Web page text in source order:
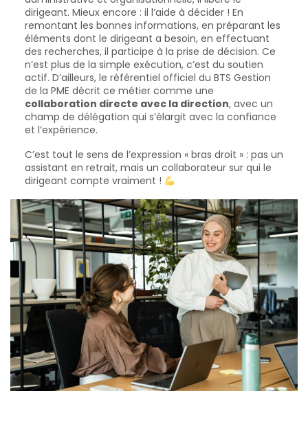
dirigeant. Mieux encore : il l’aide à décider ! En
remontant les bonnes informations, en préparant les
éléments dont le dirigeant a besoin, en effectuant
des recherches, il participe à la prise de décision. Ce
n’est plus de la simple exécution, c’est du soutien
actif. D’ailleurs, le référentiel officiel du BTS Gestion
de la PME décrit ce métier comme une
collaboration directe avec la direction, avec un
champ de délégation qui s’élargit avec la confiance
et l’expérience.
C’est tout le sens de l’expression « bras droit » : pas un
assistant en retrait, mais un collaborateur sur qui le
dirigeant compte vraiment !